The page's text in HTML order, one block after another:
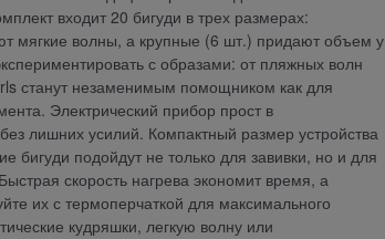
входит 20 бигуди в трех размерах:
мягкие волны, а крупные (6 шт.) придают объем у
с образами: от пляжных волн
станут незаменимым помощником как для
Электрический прибор прост в
лишних усилий. Компактный размер устройства
бигуди подойдут не только для завивки, но и для
скорость нагрева экономит время, а
их с термоперчаткой для максимального
кудряшки, легкую волну или